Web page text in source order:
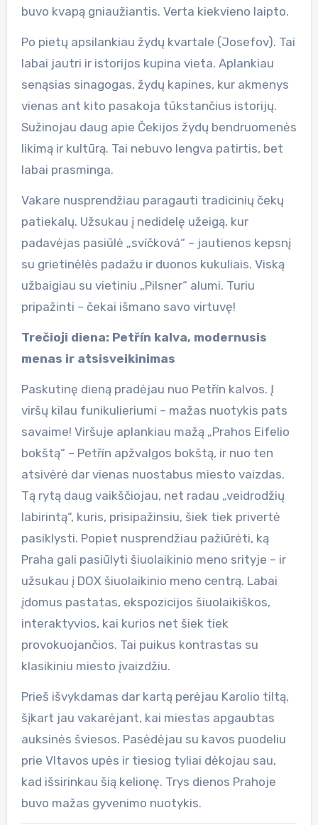
buvo kvapą gniaužiantis. Verta kiekvieno laipto.
Po pietų apsilankiau žydų kvartale (Josefov). Tai
labai jautri ir istorijos kupina vieta. Aplankiau
senąsias sinagogas, žydų kapines, kur akmenys
vienas ant kito pasakoja tūkstančius istorijų.
Sužinojau daug apie Čekijos žydų bendruomenės
likimą ir kultūrą. Tai nebuvo lengva patirtis, bet
labai prasminga.
Vakare nusprendžiau paragauti tradicinių čekų
patiekalų. Užsukau į nedidelę užeigą, kur
padavėjas pasiūlė „svíčková“ – jautienos kepsnį
su grietinėlės padažu ir duonos kukuliais. Viską
užbaigiau su vietiniu „Pilsner“ alumi. Turiu
pripažinti – čekai išmano savo virtuvę!
Trečioji diena: Petřín kalva, modernusis
menas ir atsisveikinimas
Paskutinę dieną pradėjau nuo Petřín kalvos. Į
viršų kilau funikulieriumi – mažas nuotykis pats
savaime! Viršuje aplankiau mažą „Prahos Eifelio
bokštą“ – Petřín apžvalgos bokštą, ir nuo ten
atsivėrė dar vienas nuostabus miesto vaizdas.
Tą rytą daug vaikščiojau, net radau „veidrodžių
labirintą“, kuris, prisipažinsiu, šiek tiek privertė
pasiklysti. Popiet nusprendžiau pažiūrėti, ką
Praha gali pasiūlyti šiuolaikinio meno srityje – ir
užsukau į DOX šiuolaikinio meno centrą. Labai
įdomus pastatas, ekspozicijos šiuolaikiškos,
interaktyvios, kai kurios net šiek tiek
provokuojančios. Tai puikus kontrastas su
klasikiniu miesto įvaizdžiu.
Prieš išvykdamas dar kartą perėjau Karolio tiltą,
šįkart jau vakarėjant, kai miestas apgaubtas
auksinės šviesos. Pasėdėjau su kavos puodeliu
prie Vltavos upės ir tiesiog tyliai dėkojau sau,
kad išsirinkau šią kelionę. Trys dienos Prahoje
buvo mažas gyvenimo nuotykis.